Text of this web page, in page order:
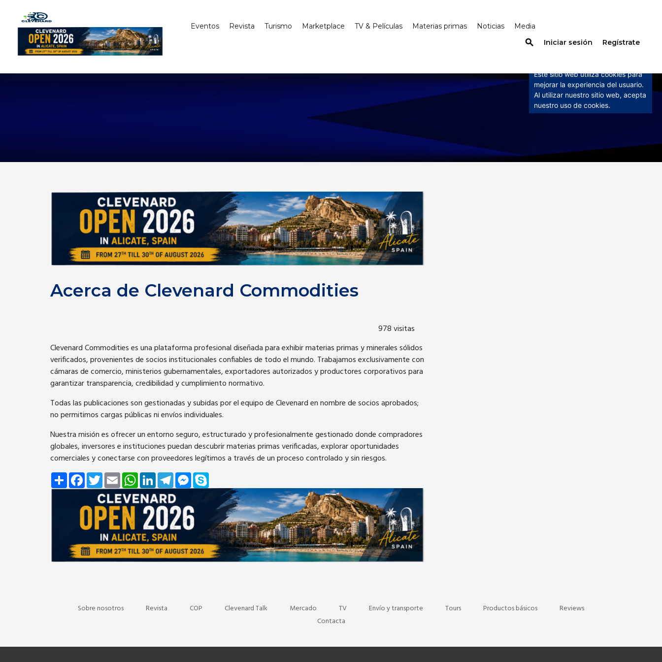
Eventos Revista Turismo Marketplace TV & Películas Materias primas Noticias Media
search Iniciar sesión Regístrate
Acerca de Clevenard Commodities
978 visitas
Clevenard Commodities es una plataforma profesional diseñada para exhibir materias primas y minerales sólidos
verificados, provenientes de socios institucionales confiables de todo el mundo. Trabajamos exclusivamente con
cámaras de comercio, ministerios gubernamentales, exportadores autorizados y productores corporativos para
garantizar transparencia, credibilidad y cumplimiento normativo.
Todas las publicaciones son gestionadas y subidas por el equipo de Clevenard en nombre de socios aprobados;
no permitimos cargas públicas ni envíos individuales.
Nuestra misión es ofrecer un entorno seguro, estructurado y profesionalmente gestionado donde compradores
globales, inversores e instituciones puedan descubrir materias primas verificadas, explorar oportunidades
comerciales y conectarse con proveedores legítimos a través de un proceso controlado y sin riesgos.
ShareFacebookTwitterEmailWhatsApp
LinkedInTelegramMessenger
Sobre nosotros Revista COP Clevenard Talk Mercado TV Envío y transporte Tours Productos básicos
Reviews
Contacta
Este sitio web utiliza
Este sitio web utiliza cookies para
mejorar la experiencia del usuario.
Al utilizar nuestro sitio web, acepta
nuestro uso de cookies.